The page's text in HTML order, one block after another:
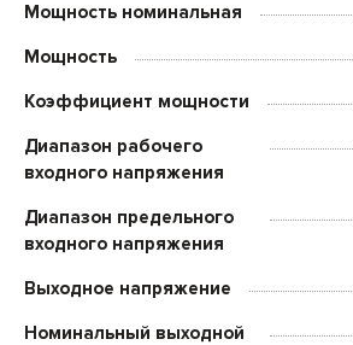
Мощность номинальная
Мощность
Коэффициент мощности
Диапазон рабочего
входного напряжения
Диапазон предельного
входного напряжения
Выходное напряжение
Номинальный выходной